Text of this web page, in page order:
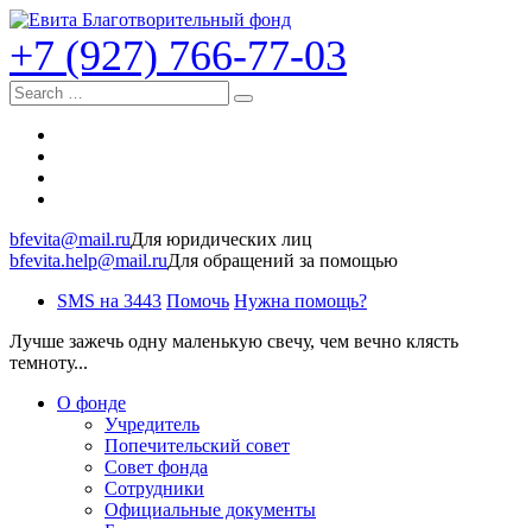
+7 (927) 766-77-03
Search
bfevita@mail.ruДля юридических лиц
bfevita.help@mail.ruДля обращений за помощью
SMS на 3443 Помочь Нужна помощь?
Лучше зажечь одну маленькую свечу, чем вечно клясть
темноту...
О фонде
Учредитель
Попечительский совет
Совет фонда
Сотрудники
Официальные документы